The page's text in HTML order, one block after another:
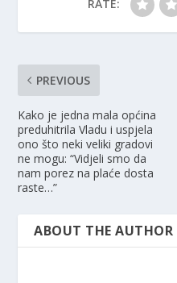
RATE:
PREVIOUS
Kako je jedna mala općina
preduhitrila Vladu i uspjela
ono što neki veliki gradovi
ne mogu: “Vidjeli smo da
nam porez na plaće dosta
raste…”
ABOUT THE AUTHOR